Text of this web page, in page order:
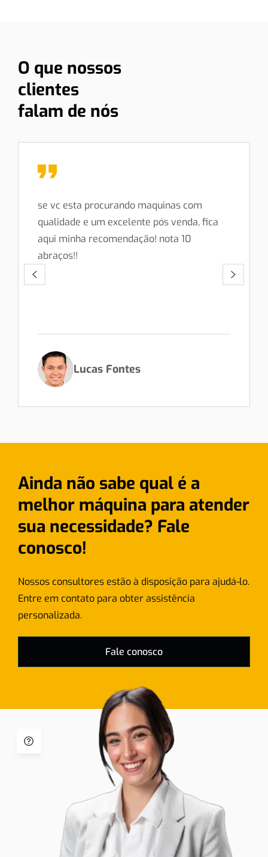
O que nossos
clientes
falam de nós
se vc esta procurando maquinas com
qualidade e um excelente pós venda, fica
aqui minha recomendação! nota 10
abraços!!
Lucas Fontes
Ainda não sabe qual é a
melhor máquina para atender
sua necessidade? Fale
conosco!
Nossos consultores estão à disposição para ajudá-lo.
Entre em contato para obter assistência
personalizada.
Fale conosco